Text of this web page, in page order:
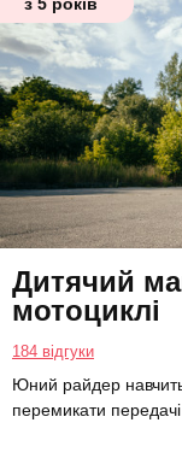
Дитячий
мотоциклі
184 відгуки
Юний райдер
перемикати передачі